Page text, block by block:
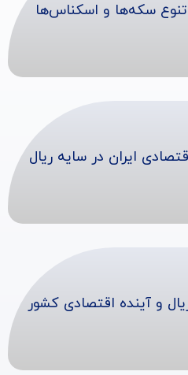
تنوع سکه‌ها و اسکناس‌ها
ایران در سایه ریال
و آینده اقتصادی کشور